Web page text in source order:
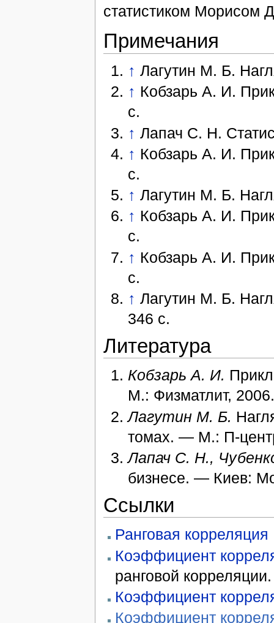
статистиком Морисом
Примечания
↑ Лагутин М. Б.
↑ Кобзарь А. И.
с.
↑ Лапач С. Н.
↑ Кобзарь А. И.
с.
↑ Лагутин М. Б.
↑ Кобзарь А. И.
с.
↑ Кобзарь А. И.
с.
↑ Лагутин М. Б.
346 с.
Литература
Кобзарь А. И.
М.: Физматлит,
Лагутин М. Б.
томах. — М.: П-
Лапач С. Н.,
бизнесе. — Киев:
Ссылки
Ранговая корреляция
Коэффициент
ранговой корреляции.
Коэффициент
Коэффициент